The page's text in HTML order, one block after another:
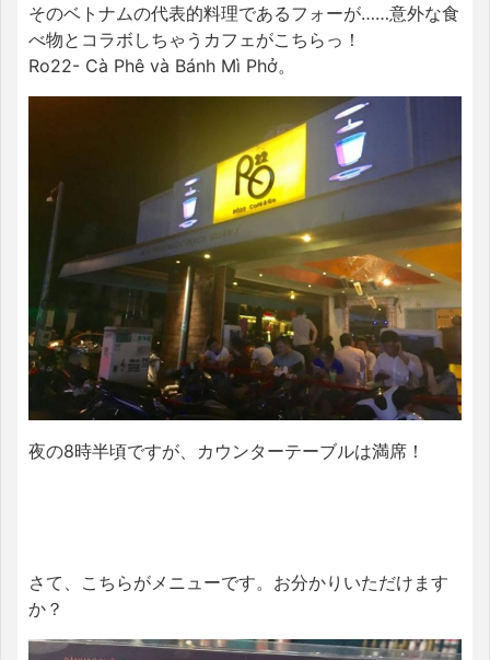
そのベトナムの代表的料理であるフォーが……意外な食
べ物とコラボしちゃうカフェがこちらっ！
Ro22- Cà Phê và Bánh Mì Phở。
夜の8時半頃ですが、カウンターテーブルは満席！
さて、こちらがメニューです。お分かりいただけます
か？